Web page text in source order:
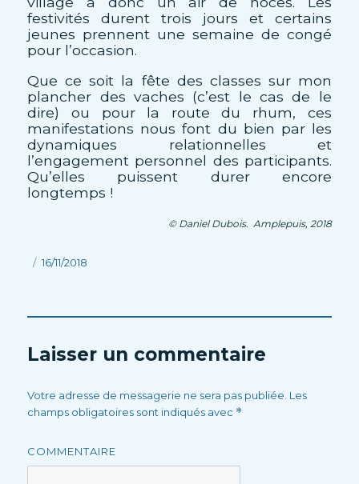
festivités durent trois jours et certains
jeunes prennent une semaine de congé
pour l’occasion.
Que ce soit la fête des classes sur mon
plancher des vaches (c’est le cas de le
dire) ou pour la route du rhum, ces
manifestations nous font du bien par les
dynamiques relationnelles et
l’engagement personnel des participants.
Qu’elles puissent durer encore
longtemps !
© Daniel Dubois. Amplepuis, 2018
Publié
16/11/2018
Laisser un commentaire
Votre adresse de messagerie ne sera pas publiée. Les
champs obligatoires sont indiqués avec *
COMMENTAIRE